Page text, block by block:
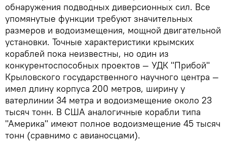
обнаружения подводных диверсионных сил. Все
упомянутые функции требуют значительных
размеров и водоизмещения, мощной двигательной
установки. Точные характеристики крымских
кораблей пока неизвестны, но один из
конкурентоспособных проектов — УДК "Прибой"
Крыловского государственного научного центра —
имел длину корпуса 200 метров, ширину у
ватерлинии 34 метра и водоизмещение около 23
тысяч тонн. В США аналогичные корабли типа
"Америка" имеют полное водоизмещение 45 тысяч
тонн (сравнимо с авианосцами).